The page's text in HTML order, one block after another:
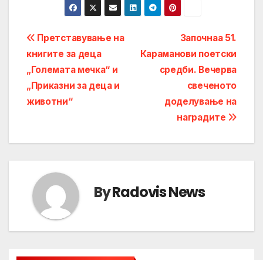
Post
navigation
Започнаа 51.
Караманови поетски
средби. Вечерва
свеченото
доделување на
наградите
Претставување на
книгите за деца
„Големата мечка“ и
„Приказни за деца и
животни“
ByRadovis News